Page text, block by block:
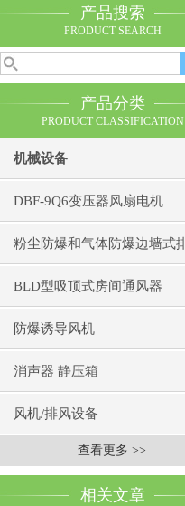
产品搜索
PRODUCT SEARCH
产品分类
PRODUCT CLASSIFICATION
机械设备
DBF-9Q6变压器风扇电机
粉尘防爆和气体防爆边墙式
BLD型吸顶式房间通风器
防爆诱导风机
消声器 静压箱
风机/排风设备
查看更多 >>
相关文章